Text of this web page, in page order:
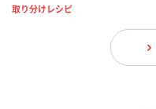
取り分けレシピ